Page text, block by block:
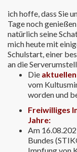
ich hoffe, dass Sie
Tage noch
natürlich seine
mich heute mit
Schulstart, einer
an die
Die
vom
worden und
Freiwilliges
Jahre:
Am
Bundes